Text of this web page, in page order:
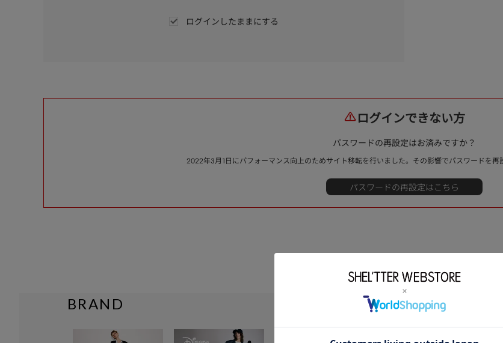
ログインしたままにする
ログインできない方
パスワードの再設定はお済みですか？
2022年3月1日にパフォーマンス向上のためサイト移転を行いました。その影響でパスワードを再
BRAND